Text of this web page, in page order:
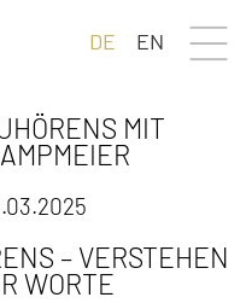
DE EN
MIT
– VERSTEHEN
WORTE